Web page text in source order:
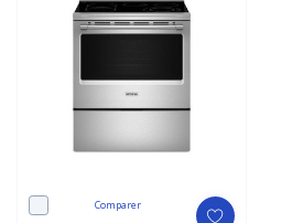
Comparer